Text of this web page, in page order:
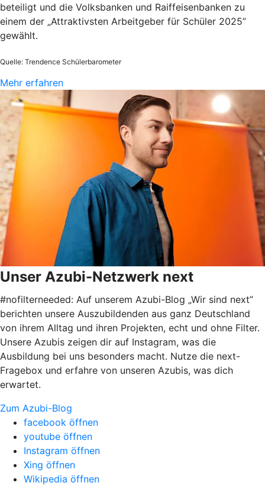
beteiligt und die Volksbanken und Raiffeisenbanken zu
einem der „Attraktivsten Arbeitgeber für Schüler 2025”
gewählt.
Quelle: Trendence Schülerbarometer
Mehr erfahren
Unser Azubi-Netzwerk next
#nofilterneeded: Auf unserem Azubi-Blog „Wir sind next”
berichten unsere Auszubildenden aus ganz Deutschland
von ihrem Alltag und ihren Projekten, echt und ohne Filter.
Unsere Azubis zeigen dir auf Instagram, was die
Ausbildung bei uns besonders macht. Nutze die next-
Fragebox und erfahre von unseren Azubis, was dich
erwartet.
Zum Azubi-Blog
facebook öffnen
youtube öffnen
Instagram öffnen
Xing öffnen
Wikipedia öffnen